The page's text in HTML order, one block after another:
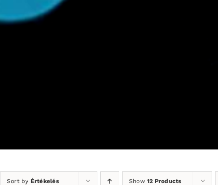
Sort by Értékelés Show12 Products